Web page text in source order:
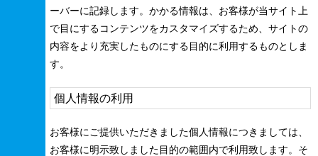
ーバーに記録します。かかる情報は、お客様が当サイト上
で目にするコンテンツをカスタマイズするため、サイトの
内容をより充実したものにする目的に利用するものとしま
す。
個人情報の利用
お客様にご提供いただきました個人情報につきましては、
お客様に明示致しました目的の範囲内で利用致します。そ